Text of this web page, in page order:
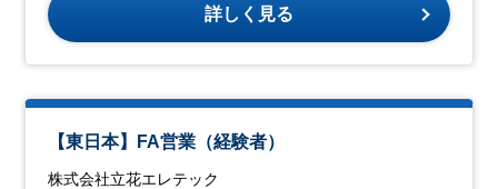
詳しく見る
【東日本】FA営業（経験者）
株式会社立花エレテック